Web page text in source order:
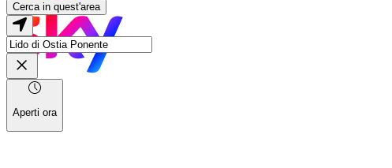
Cerca in quest'area
Aperti ora